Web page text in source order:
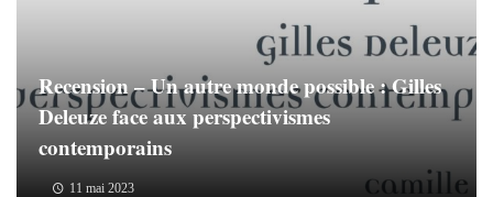
Recension – Un autre monde possible : Gilles
Deleuze face aux perspectivismes
contemporains
11 mai 2023